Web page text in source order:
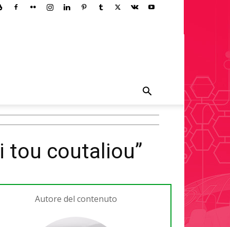
tou coutaliou”
Autore del contenuto